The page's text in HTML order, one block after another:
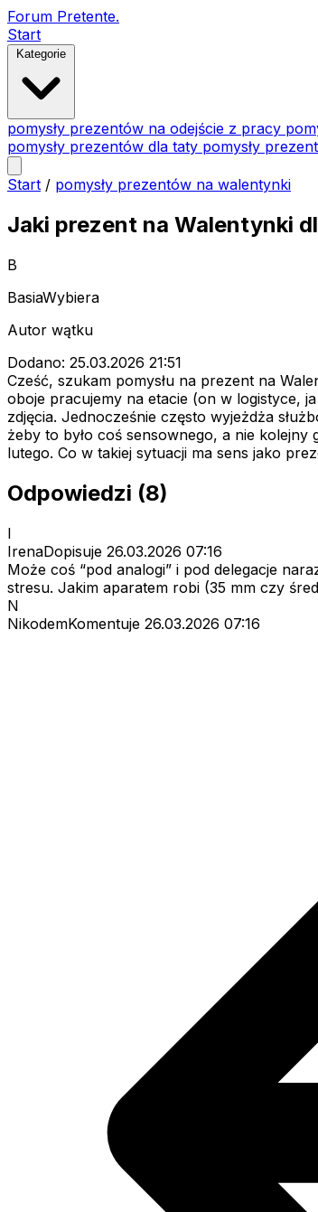
Forum Pretente.
Start
Kategorie
pomysły prezentów na odejście z pracy
pomysły prezentów dla taty pomysły
Start / pomysły prezentów na walentynki
Jaki prezent na Walentynki
B
BasiaWybiera
Autor wątku
Dodano: 25.03.2026 21:51
Cześć, szukam pomysłu na prezent na
oboje pracujemy na etacie (on w logistyce,
zdjęcia. Jednocześnie często wyjeżdża
żeby to było coś sensownego, a nie kolejny
lutego. Co w takiej sytuacji ma sens jako
Odpowiedzi (8)
I
IrenaDopisuje 26.03.2026 07:16
Może coś “pod analogi” i pod delegacje
stresu. Jakim aparatem robi (35 mm czy
N
NikodemKomentuje 26.03.2026 07:16